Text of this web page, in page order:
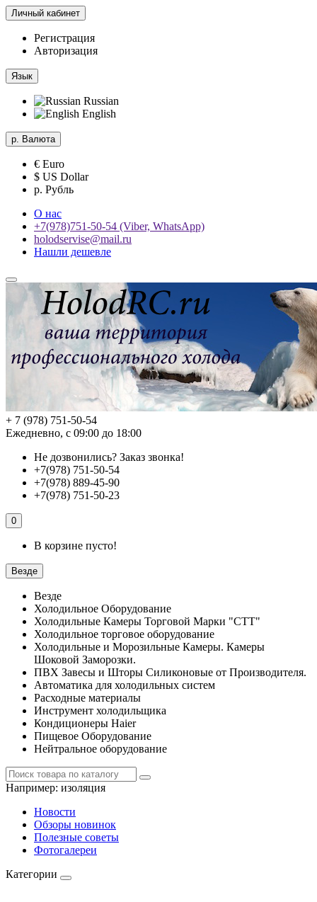
Личный кабинет
Регистрация
Авторизация
Язык
Russian
English
р. Валюта
€ Euro
$ US Dollar
р. Рубль
О нас
+7(978)751-50-54 (Viber, WhatsApp)
holodservise@mail.ru
Нашли дешевле
+ 7 (978) 751-50-54
Ежедневно, с 09:00 до 18:00
Не дозвонились? Заказ звонка!
+7(978) 751-50-54
+7(978) 889-45-90
+7(978) 751-50-23
0
В корзине пусто!
Везде
Везде
Холодильное Оборудование
Холодильные Камеры Торговой Марки "СТТ"
Холодильное торговое оборудование
Холодильные и Морозильные Камеры. Камеры
Шоковой Заморозки.
ПВХ Завесы и Шторы Силиконовые от Производителя.
Автоматика для холодильных систем
Расходные материалы
Инструмент холодильщика
Кондиционеры Haier
Пищевое Оборудование
Нейтральное оборудование
Например: изоляция
Новости
Обзоры новинок
Полезные советы
Фотогалереи
Категории